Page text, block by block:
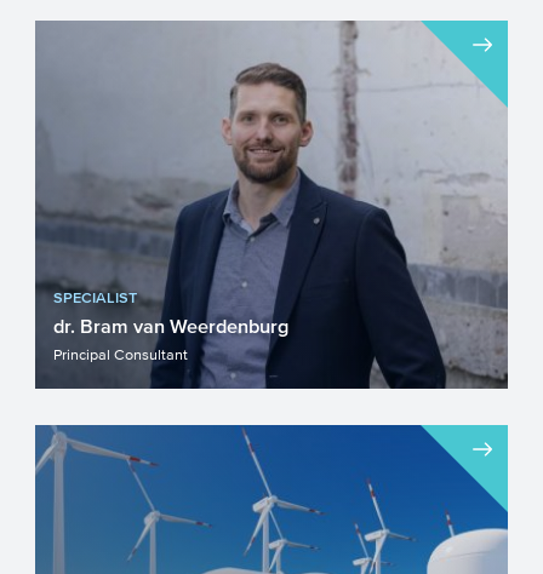
SPECIALIST
dr. Bram van Weerdenburg
Principal Consultant